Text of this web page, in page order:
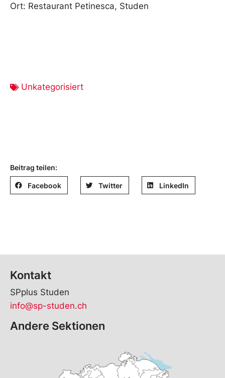
Ort: Restaurant Petinesca, Studen
Unkategorisiert
Beitrag teilen:
Facebook Twitter LinkedIn
Kontakt
SPplus Studen
info@sp-studen.ch
Andere Sektionen